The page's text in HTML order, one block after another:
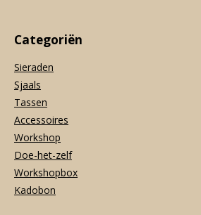
Categoriën
Sieraden
Sjaals
Tassen
Accessoires
Workshop
Doe-het-zelf
Workshopbox
Kadobon